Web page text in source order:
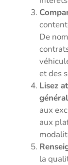
De
et des
Lisez
aux
aux
la